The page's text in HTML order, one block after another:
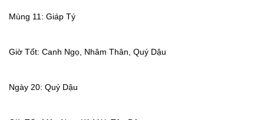
Mùng 11: Giáp Tý
Giờ Tốt: Canh Ngọ, Nhâm Thân, Quý Dậu
Ngày 20: Quý Dậu